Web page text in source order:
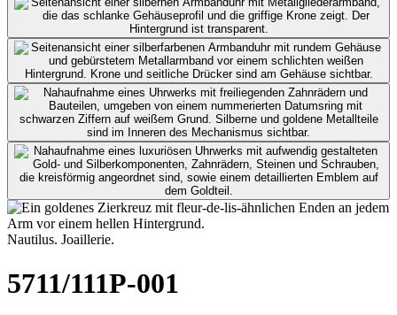
Nautilus. Joaillerie.
5711/111P-001